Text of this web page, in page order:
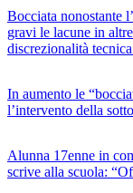
Bocciata nonostante
gravi le lacune in
discrezionalità
In aumento le
l’intervento della
Alunna 17enne in
scrive alla scuola: